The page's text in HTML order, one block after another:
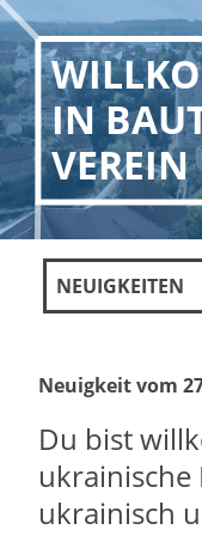
IN
VEREIN
NEUIGKEITEN
Neuigkeit vom
Du bist
ukrainische
ukrainisch